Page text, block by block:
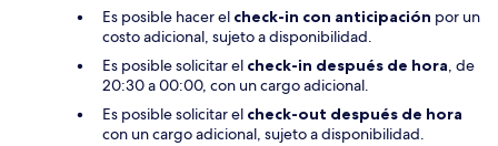
Es posible hacer el check-in con anticipación por un
costo adicional, sujeto a disponibilidad.
Es posible solicitar el check-in después de hora, de
20:30 a 00:00, con un cargo adicional.
Es posible solicitar el check-out después de hora
con un cargo adicional, sujeto a disponibilidad.